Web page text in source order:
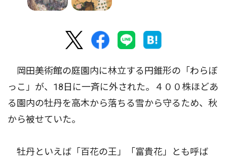
岡田美術館の庭園内に林立する円錐形の「わらぼ
っこ」が、18日に一斉に外された。４００株ほどあ
る園内の牡丹を高木から落ちる雪から守るため、秋
から被せていた。
牡丹といえば「百花の王」「富貴花」とも呼ば